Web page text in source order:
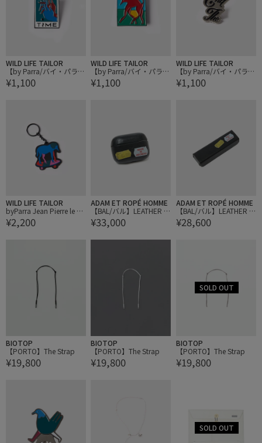
WILD LIFE TAILOR
【by Parra/バイ・パラ】
enamel pin
¥1,100
WILD LIFE TAILOR
【by Parra/バイ・パラ】
enamel pin
¥1,100
WILD LIFE TAILOR
【by Parra/バイ・パラ】
enamel pin
¥1,100
WILD LIFE TAILOR
byParra Jean Pierre le d
ouche key chain
¥2,200
ADAM ET ROPÉ HOMME
【BAL/バル】LEATHER Ai
rPods CASE
¥33,000
ADAM ET ROPÉ HOMME
【BAL/バル】LEATHER C
ANDY CASE
¥28,600
BIOTOP
【PORTO】The Strap
¥19,800
BIOTOP
【PORTO】The Strap
¥19,800
BIOTOP
【PORTO】The Strap
¥19,800